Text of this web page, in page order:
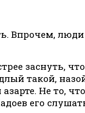
Впрочем,
заснуть,
такой,
Не то,
его